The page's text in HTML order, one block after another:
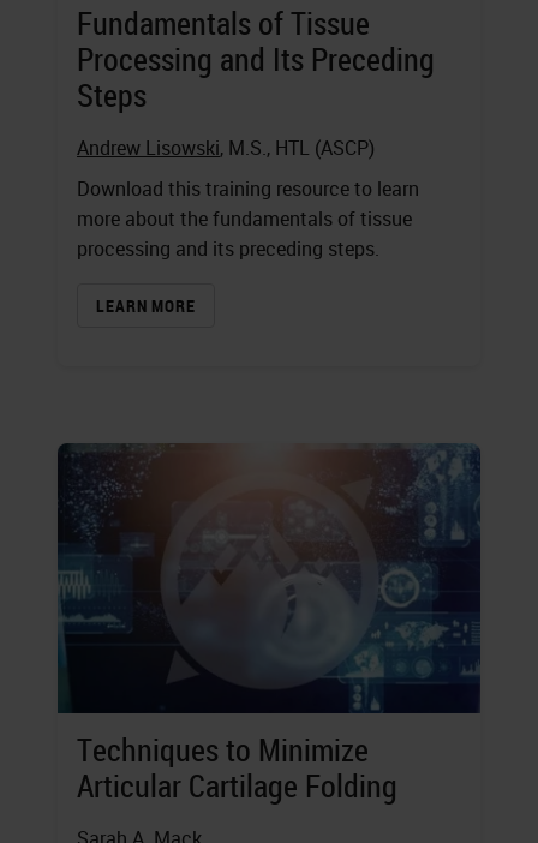
Fundamentals of Tissue
Processing and Its Preceding
Steps
Andrew Lisowski, M.S., HTL (ASCP)
Download this training resource to learn
more about the fundamentals of tissue
processing and its preceding steps.
LEARN MORE
Techniques to Minimize
Articular Cartilage Folding